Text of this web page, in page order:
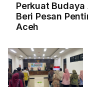
Perkuat
Beri Pesan
Aceh